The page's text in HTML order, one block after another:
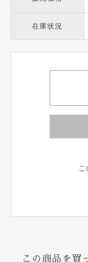
在庫状況
こ
この商品を買